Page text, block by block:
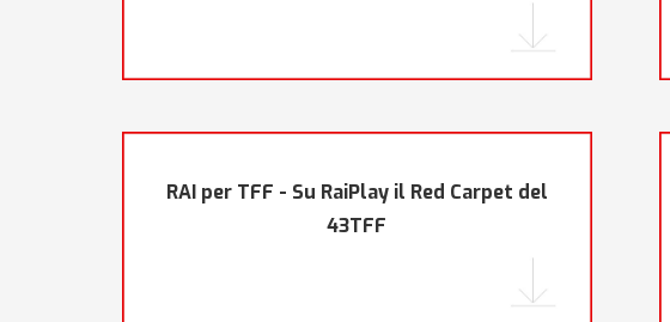
RAI per TFF - Su RaiPlay il Red Carpet del
43TFF